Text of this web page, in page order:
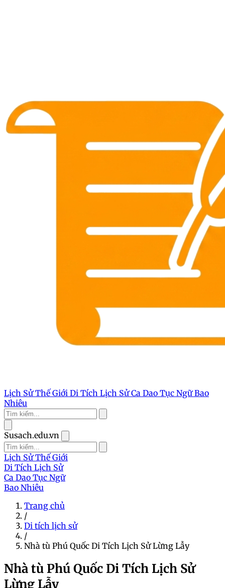
Lịch Sử Thế Giới Di Tích Lịch SửCa Dao Tục NgữBao
Nhiêu
Susach.edu.vn
Lịch Sử Thế Giới
Di Tích Lịch Sử
Ca Dao Tục Ngữ
Bao Nhiêu
Trang chủ
/
Di tích lịch sử
/
Nhà tù Phú Quốc Di Tích Lịch Sử Lừng Lẫy
Nhà tù Phú Quốc Di Tích Lịch Sử
Lừng Lẫy